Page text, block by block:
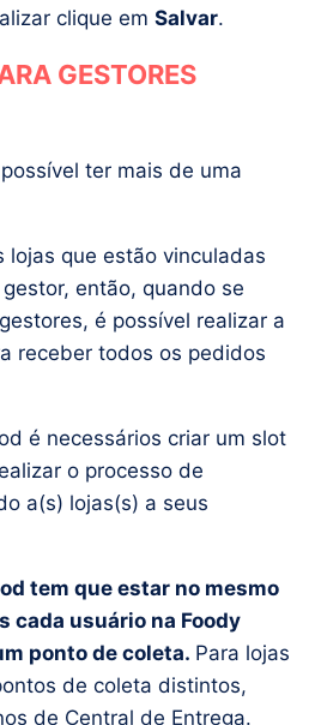
clique em Salvar.
GESTORES
ter mais de uma
lojas que estão vinculadas
então, quando se
é possível realizar a
receber todos os pedidos
é necessários criar um slot
o processo de
a(s) lojas(s) a seus
tem que estar no mesmo
cada usuário na Foody
ponto de coleta. Para lojas
de coleta distintos,
de Central de Entrega.